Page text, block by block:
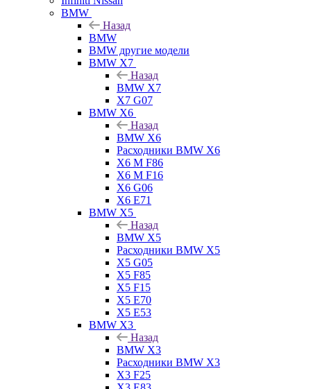
BMW
Назад
BMW
BMW другие модели
BMW X7
Назад
BMW X7
X7 G07
BMW X6
Назад
BMW X6
Расходники BMW X6
X6 M F86
X6 M F16
X6 G06
X6 E71
BMW X5
Назад
BMW X5
Расходники BMW X5
X5 G05
X5 F85
X5 F15
X5 E70
X5 E53
BMW X3
Назад
BMW X3
Расходники BMW X3
X3 F25